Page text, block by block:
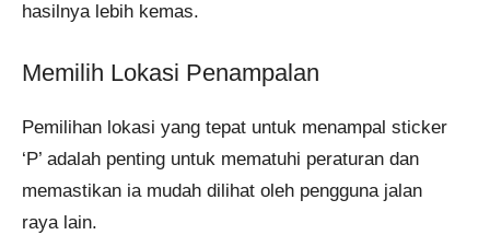
hasilnya lebih kemas.
Memilih Lokasi Penampalan
Pemilihan lokasi yang tepat untuk menampal sticker
‘P’ adalah penting untuk mematuhi peraturan dan
memastikan ia mudah dilihat oleh pengguna jalan
raya lain.